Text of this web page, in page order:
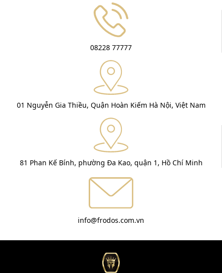
08228 77777
01 Nguyễn Gia Thiều, Quận Hoàn Kiếm Hà Nội, Việt Nam
81 Phan Kế Bính, phường Đa Kao, quận 1, Hồ Chí Minh
info@frodos.com.vn